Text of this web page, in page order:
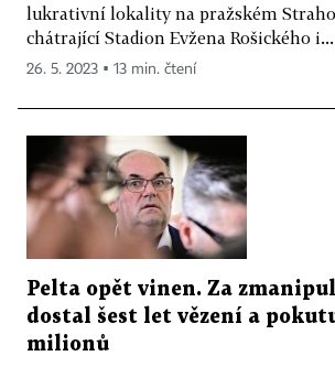
lukrativní lokality na pražském
chátrající Stadion Evžena Rošického i...
26. 5. 2023 ▪ 13 min. čtení
Pelta opět vinen. Za
dostal šest let vězení a
milionů